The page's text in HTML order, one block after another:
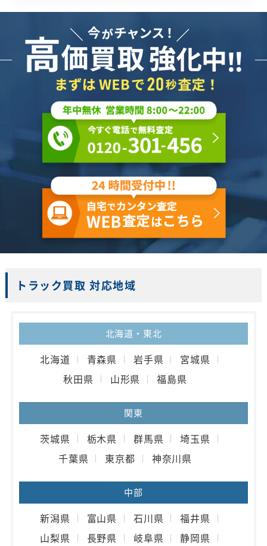
トラック買取 対応地域
北海道・東北
北海道 青森県 岩手県
宮城県
秋田県
山形県 福島県
関東
茨城県 栃木県 群馬県
埼玉県
千葉県
東京都 神奈川県
中部
新潟県 富山県 石川県
福井県
山梨県
長野県 岐阜県
静岡県